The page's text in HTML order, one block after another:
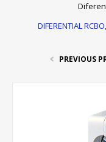
DIFERENTIAL
PREVIOUS